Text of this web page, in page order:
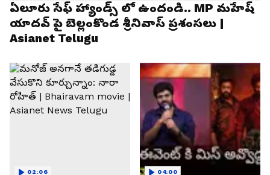
ఏలూరు సేఫ్ హ్యాండ్స్ లో ఉందండి.. MP మహేష్
యాదవ్ పై బెల్లంకొండ శ్రీనివాస్ ప్రశంసలు |
Asianet Telugu
02:06 04:00